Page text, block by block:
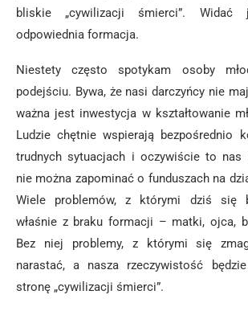
bliskie „cywilizacji śmierci”.
odpowiednia formacja.
Niestety często spotykam osoby
podejściu. Bywa, że nasi darczyńcy nie
ważna jest inwestycja w kształtowanie
Ludzie chętnie wspierają bezpośrednio
trudnych sytuacjach i oczywiście to nas
nie można zapominać o funduszach na
Wiele problemów, z którymi dziś się
właśnie z braku formacji – matki, ojca,
Bez niej problemy, z którymi się
narastać, a nasza rzeczywistość
stronę „cywilizacji śmierci”.